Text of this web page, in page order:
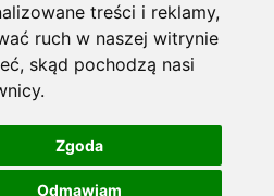
treści i reklamy,
ruch w naszej witrynie
skąd pochodzą nasi
Zgoda
Odmawiam
x